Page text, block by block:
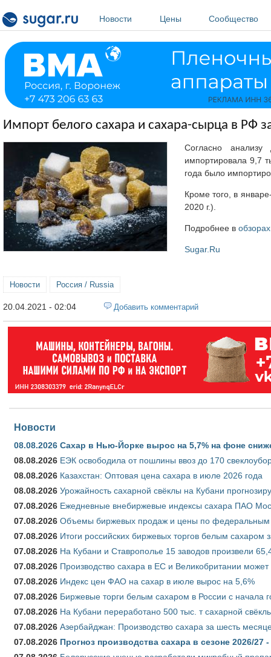
Новости
Цены Сообщество
Импорт белого сахара и сахара-сырца в РФ
Согласно
импортировала 9,7
года было
Кроме того, в
2020 г.).
Подробнее в
Sugar.Ru
Новости Россия / Russia
20.04.2021 - 02:04 Добавить комментарий
Новости
08.08.2026 Сахар в Нью-Йорке вырос на 5,7% на фоне
08.08.2026 ЕЭК освободила от пошлины ввоз до 170
08.08.2026 Казахстан: Оптовая цена сахара в июле 2026 года
08.08.2026 Урожайность сахарной свёклы на Кубани
07.08.2026 Ежедневные внебиржевые индексы сахара ПАО
07.08.2026 Объемы биржевых продаж и цены по федеральным
07.08.2026 Итоги российских биржевых торгов белым сахаром
07.08.2026 На Кубани и Ставрополье 15 заводов произвели
07.08.2026 Производство сахара в ЕС и Великобритании
07.08.2026 Индекс цен ФАО на сахар в июле вырос на 5,6%
07.08.2026 Биржевые торги белым сахаром в России с начала
07.08.2026 На Кубани переработано 500 тыс. т сахарной
07.08.2026 Азербайджан: Производство сахара за шесть
07.08.2026 Прогноз производства сахара в сезоне 2026/